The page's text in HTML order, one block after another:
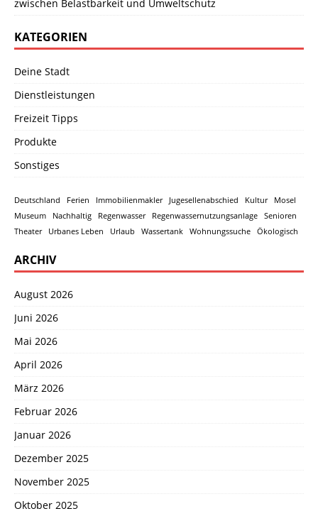
zwischen Belastbarkeit und Umweltschutz
KATEGORIEN
Deine Stadt
Dienstleistungen
Freizeit Tipps
Produkte
Sonstiges
Deutschland Ferien Immobilienmakler Jugesellenabschied Kultur
Mosel
Museum
Nachhaltig Regenwasser Regenwassernutzungsanlage
Senioren
Theater
Urbanes Leben Urlaub Wassertank Wohnungssuche Ökologisch
ARCHIV
August 2026
Juni 2026
Mai 2026
April 2026
März 2026
Februar 2026
Januar 2026
Dezember 2025
November 2025
Oktober 2025